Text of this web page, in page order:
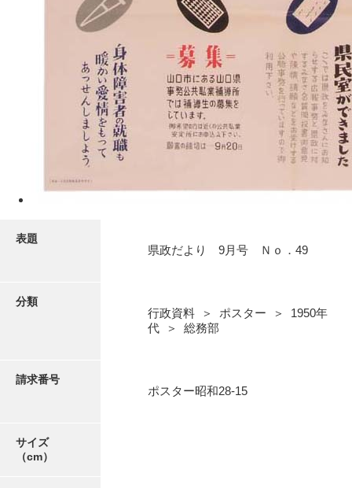
表題
県政だより 9月号 Ｎｏ．49
分類
行政資料 ＞ ポスター ＞ 1950年
代 ＞ 総務部
請求番号
ポスター昭和28-15
サイズ
（cm）